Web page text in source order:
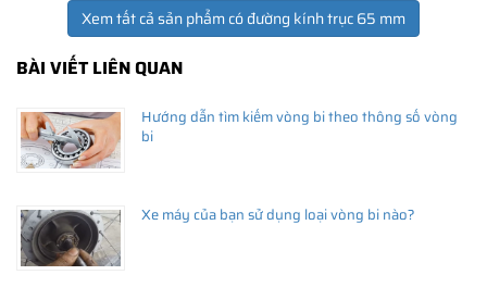
Xem tất cả sản phẩm có đường kính trục 65 mm
BÀI VIẾT LIÊN QUAN
Hướng dẫn tìm kiếm vòng bi theo thông số vòng
bi
Xe máy của bạn sử dụng loại vòng bi nào?